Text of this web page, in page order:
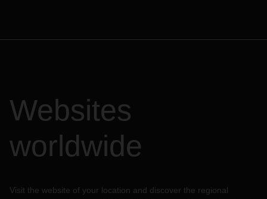
Websites
worldwide
Visit the website of your location and discover the regional